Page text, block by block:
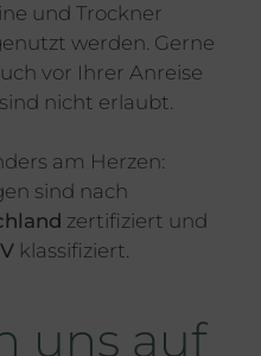
und Trockner
werden. Gerne
vor Ihrer Anreise
nicht erlaubt.
am Herzen:
sind nach
zertifiziert und
klassifiziert.
uns auf